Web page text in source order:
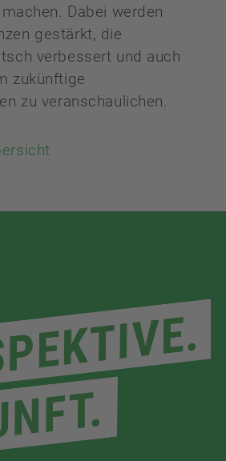
Dabei werden
gestärkt, die
verbessert und auch
zukünftige
zu veranschaulichen.